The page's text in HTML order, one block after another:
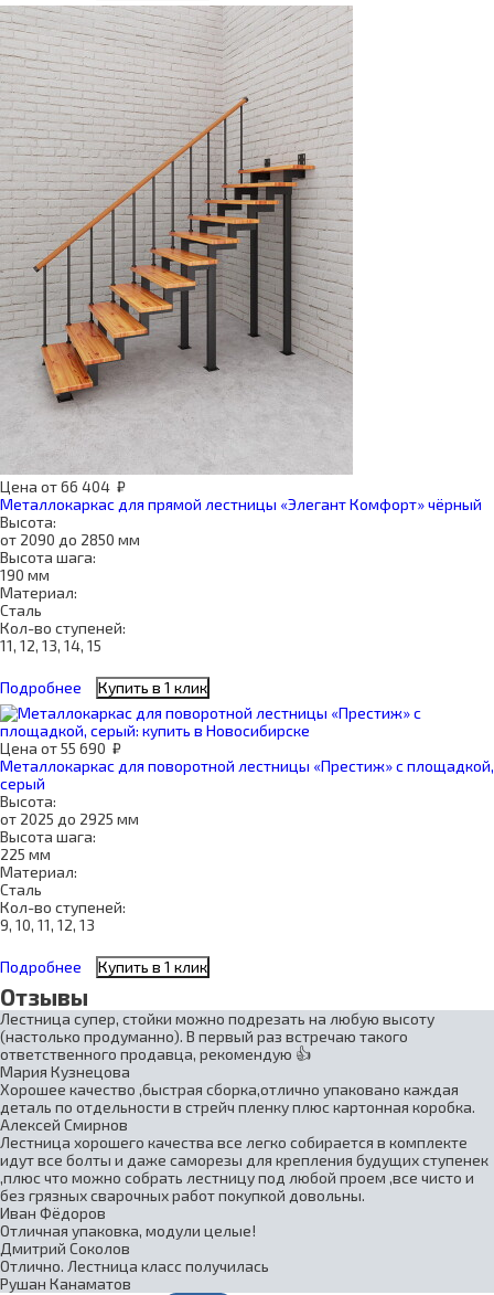
Цена от66 404 ₽
Металлокаркас для прямой лестницы «Элегант Комфорт» чёрный
Высота:
от 2090 до 2850 мм
Высота шага:
190 мм
Материал:
Сталь
Кол-во ступеней:
11, 12, 13, 14, 15
Подробнее Купить в 1 клик
Цена от55 690 ₽
Металлокаркас для поворотной лестницы «Престиж» с площадкой,
серый
Высота:
от 2025 до 2925 мм
Высота шага:
225 мм
Материал:
Сталь
Кол-во ступеней:
9, 10, 11, 12, 13
Подробнее Купить в 1 клик
Отзывы
Лестница супер, стойки можно подрезать на любую высоту
(настолько продуманно). В первый раз встречаю такого
ответственного продавца, рекомендую 👍
Мария Кузнецова
Хорошее качество ,быстрая сборка,отлично упаковано каждая
деталь по отдельности в стрейч пленку плюс картонная коробка.
Алексей Смирнов
Лестница хорошего качества все легко собирается в комплекте
идут все болты и даже саморезы для крепления будущих ступенек
,плюс что можно собрать лестницу под любой проем ,все чисто и
без грязных сварочных работ покупкой довольны.
Иван Фёдоров
Отличная упаковка, модули целые!
Дмитрий Соколов
Отлично. Лестница класс получилась
Рушан Канаматов